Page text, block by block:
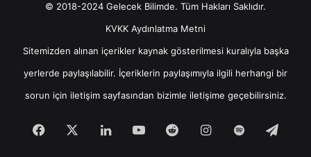
© 2018-2024 Gelecek Bilimde. Tüm Hakları Saklıdır.
KVKK Aydınlatma Metni
Sitemizden alınan içerikler kaynak gösterilmesi kuralıyla başka
yerlerde paylaşılabilir. İçeriklerin paylaşımıyla ilgili herhangi bir
sorun için iletişimsayfasından bizimle iletişime geçebilirsiniz.
Facebook LinkedInYouTubeRedditInstagram
Spotify